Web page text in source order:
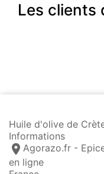
Les clients
Huile d'olive de
Informations
location_on Agorazo.fr -
en ligne